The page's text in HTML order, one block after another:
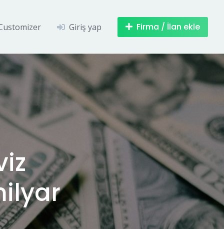
Giriş yap Firma / İlan ekle